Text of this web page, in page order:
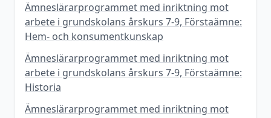
Ämneslärarprogrammet med inriktning mot
arbete i grundskolans årskurs 7-9, Förstaämne:
Hem- och konsumentkunskap
Ämneslärarprogrammet med inriktning mot
arbete i grundskolans årskurs 7-9, Förstaämne:
Historia
Ämneslärarprogrammet med inriktning mot